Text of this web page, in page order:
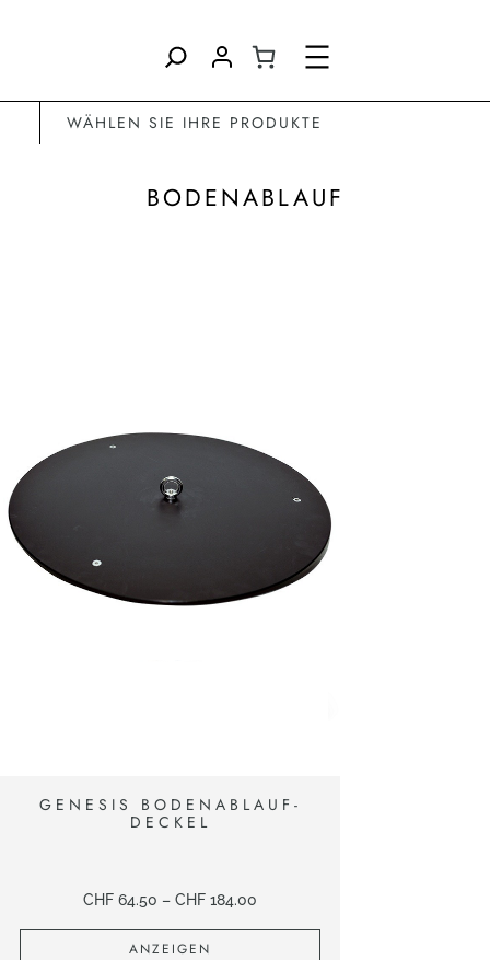
WÄHLEN SIE IHRE PRODUKTE
BODENABLAUF
GENESIS BODENABLAUF-
DECKEL
CHF 64.50 – CHF 184.00
ANZEIGEN